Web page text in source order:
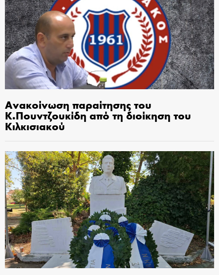
Ανακοίνωση παραίτησης του
Κ.Πουντζουκίδη από τη διοίκηση του
Κιλκισιακού